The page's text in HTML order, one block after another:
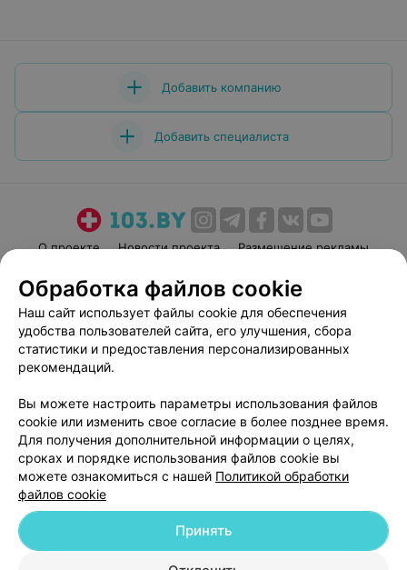
Добавить компанию
Добавить специалиста
О проекте Новости проекта
Размещение рекламы
Пользовательское соглашение
Способы оплаты
Вакансии
Партнеры
Написать руководителю 103.by
Персональные настройки cookie
Обработка персональных данных
© 2026 ООО «Артокс Лаб», УНП 191700409| 220012, Республика Беларусь,
Обработка файлов cookie
Наш сайт использует файлы cookie для обеспечения
удобства пользователей сайта, его улучшения, сбора
статистики и предоставления персонализированных
рекомендаций.
Вы можете настроить параметры использования файлов
cookie или изменить свое согласие в более позднее время.
Для получения дополнительной информации о целях,
сроках и порядке использования файлов cookie вы
можете ознакомиться с нашей Политикой обработки
файлов cookie
Принять